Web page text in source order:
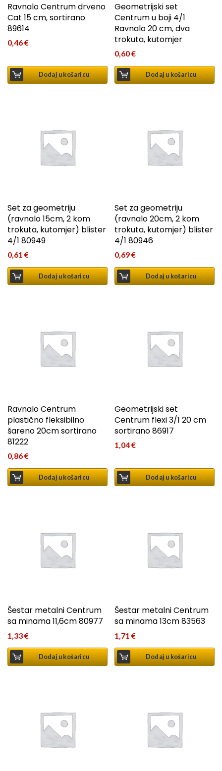
Ravnalo Centrum drveno
Cat 15 cm, sortirano
89614
0,46€
Dodaj u košaricu
Geometrijski set
Centrum u boji 4/1
Ravnalo 20 cm, dva
trokuta, kutomjer
0,60€
Dodaj u košaricu
Set za geometriju
(ravnalo 15cm, 2 kom
trokuta, kutomjer) blister
4/1 80949
0,61 €
Dodaj u košaricu
Set za geometriju
(ravnalo 20cm, 2 kom
trokuta, kutomjer) blister
4/1 80946
0,69€
Dodaj u košaricu
Ravnalo Centrum
plastično fleksibilno
šareno 20cm sortirano
81222
0,86€
Dodaj u košaricu
Geometrijski set
Centrum flexi 3/1 20 cm
sortirano 86917
1,04€
Dodaj u košaricu
Šestar metalni Centrum
sa minama 11,6cm 80977
1,33€
Dodaj u košaricu
Šestar metalni Centrum
sa minama 13cm 83563
1,71€
Dodaj u košaricu